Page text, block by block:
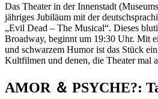
Das Theater in der Innenstadt
jähriges Jubiläum mit der
„Evil Dead – The Musical“. Dieses
Broadway, beginnt um 19:30 Uhr. Mit
und schwarzem Humor ist das Stück
Kultfilmen und denen, die Theater mal
AMOR ＆ PSYCHE?: